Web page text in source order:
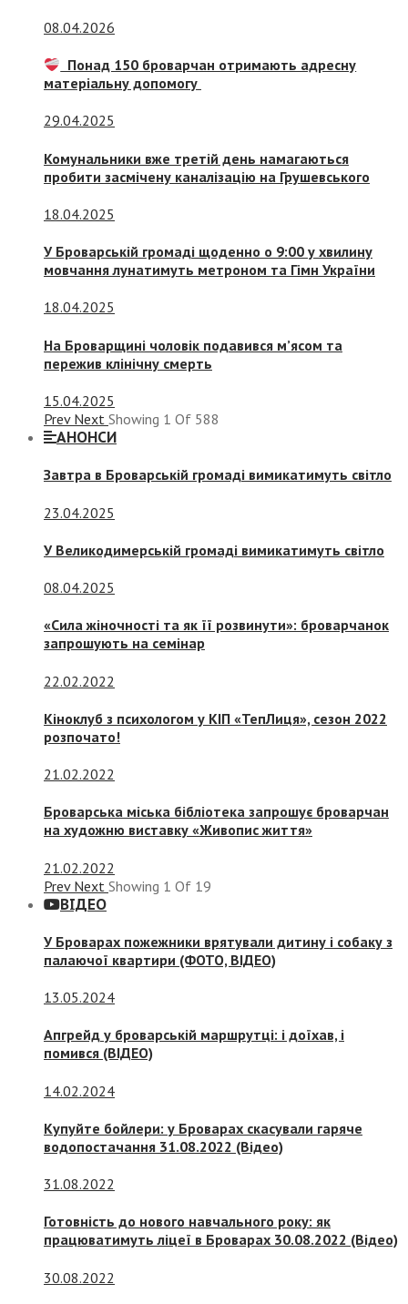
08.04.2026
Понад 150 броварчан отримають адресну
матеріальну допомогу
29.04.2025
Комунальники вже третій день намагаються
пробити засмічену каналізацію на Грушевського
18.04.2025
У Броварській громаді щоденно о 9:00 у хвилину
мовчання лунатимуть метроном та Гімн України
18.04.2025
На Броварщині чоловік подавився м’ясом та
пережив клінічну смерть
15.04.2025
Prev Next Showing 1 Of 588
АНОНСИ
Завтра в Броварській громаді вимикатимуть світло
23.04.2025
У Великодимерській громаді вимикатимуть світло
08.04.2025
«Сила жіночності та як її розвинути»: броварчанок
запрошують на семінар
22.02.2022
Кіноклуб з психологом у КІП «ТепЛиця», сезон 2022
розпочато!
21.02.2022
Броварська міська бібліотека запрошує броварчан
на художню виставку «Живопис життя»
21.02.2022
Prev Next Showing 1 Of 19
ВІДЕО
У Броварах пожежники врятували дитину і собаку з
палаючої квартири (ФОТО, ВІДЕО)
13.05.2024
Апгрейд у броварській маршрутці: і доїхав, і
помився (ВІДЕО)
14.02.2024
Купуйте бойлери: у Броварах скасували гаряче
водопостачання 31.08.2022 (Відео)
31.08.2022
Готовність до нового навчального року: як
працюватимуть ліцеї в Броварах 30.08.2022 (Відео)
30.08.2022